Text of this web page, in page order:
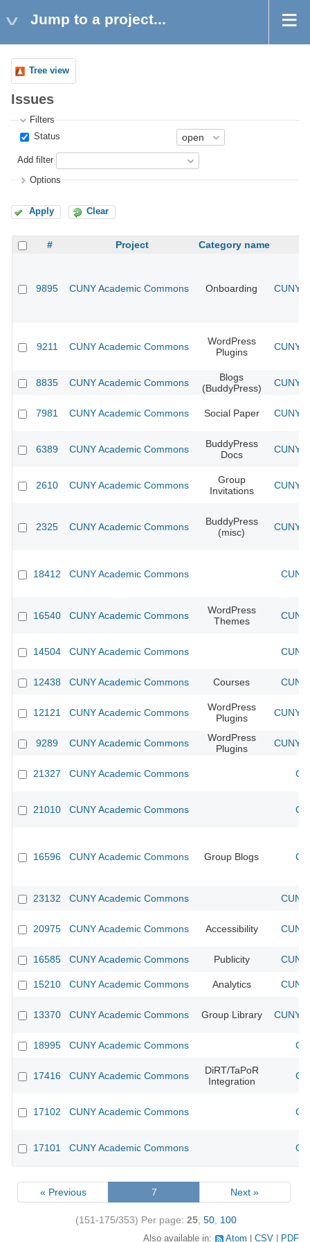
Jump to a project...
Tree view
Issues
Filters
Status
Add filter
Options
Apply Clear
# Project Category name
9895 CUNY Academic Commons Onboarding CUNY
9211 CUNY Academic Commons
WordPress
Plugins
CUNY
8835 CUNY Academic Commons
Blogs
(BuddyPress)
CUNY
7981 CUNY Academic Commons Social Paper CUNY
6389 CUNY Academic Commons
BuddyPress
Docs
CUNY
2610 CUNY Academic Commons
Group
Invitations
CUNY
2325 CUNY Academic Commons
BuddyPress
(misc)
CUNY
18412 CUNY Academic Commons
16540 CUNY Academic Commons
WordPress
Themes
14504 CUNY Academic Commons
12438 CUNY Academic Commons Courses
12121 CUNY Academic Commons
WordPress
Plugins
CUNY
9289 CUNY Academic Commons
WordPress
Plugins
CUNY
21327 CUNY Academic Commons
21010 CUNY Academic Commons
16596 CUNY Academic Commons Group Blogs
23132 CUNY Academic Commons
20975 CUNY Academic Commons Accessibility
16585 CUNY Academic Commons Publicity
15210 CUNY Academic Commons Analytics
13370 CUNY Academic Commons Group Library CUNY
18995 CUNY Academic Commons
17416 CUNY Academic Commons
DiRT/TaPoR
Integration
17102 CUNY Academic Commons
17101 CUNY Academic Commons
« Previous 7 Next »
(151-175/353) Per page: 25 50 100
Also available in: Atom CSV PDF